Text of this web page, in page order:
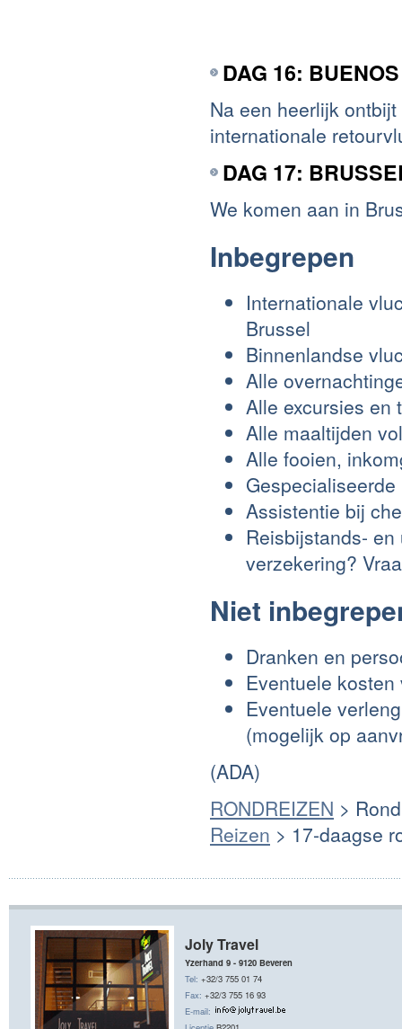
DAG 16:
Na een heerlijk
internationale
DAG 17:
We komen aan in
Inbegrepen
Internationale
Brussel
Binnenlandse
Alle
Alle excursies en
Alle maaltijden
Alle fooien,
Assistentie bij
Reisbijstands-
verzekering?
Niet
Dranken en
Eventuele
Eventuele
(mogelijk op
(ADA)
RONDREIZEN >
Reizen > 17-daagse
Joly Travel
Yzerhand 9 - 9120 Beveren
Tel: +32/3 755 01 74
Fax: +32/3 755 16 93
E-mail: